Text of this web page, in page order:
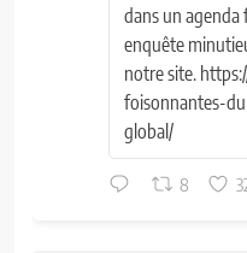
dans un agenda
enquête
notre site.
foisonnantes-
global/
8